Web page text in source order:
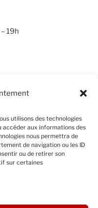
utilisons des technologies
accéder aux informations des
nous permettra de
de navigation ou les ID
ou de retirer son
sur certaines
19h
le spécialiste des